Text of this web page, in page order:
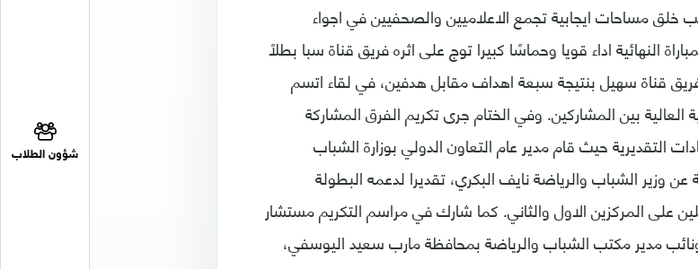
شؤون الطلاب
خلق مساحات ايجابية تجمع الاعلاميين والصحفيين في اجواء
النهائية اداء قويا وحماسًا كبيرا توج على اثره فريق قناة سبا بطلاً
قناة سهيل بنتيجة سبعة اهداف مقابل هدفين، في لقاء اتسم
العالية بين المشاركين. وفي الختام جرى تكريم الفرق المشاركة
التقديرية حيث قام مدير عام التعاون الدولي بوزارة الشباب
عن وزير الشباب والرياضة نايف البكري، تقديرا لدعمه البطولة
على المركزين الاول والثاني. كما شارك في مراسم التكريم مستشار
مدير مكتب الشباب والرياضة بمحافظة مارب سعيد اليوسفي،